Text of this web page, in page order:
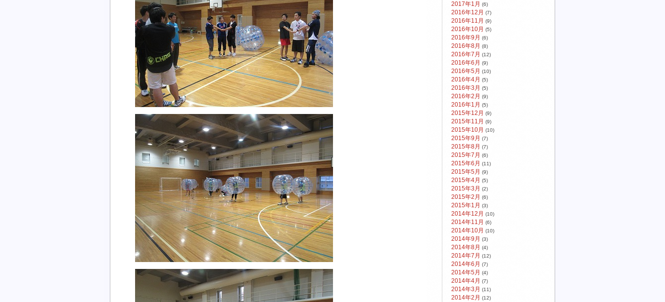
2017年1月 (6)
2016年12月 (7)
2016年11月 (9)
2016年10月 (5)
2016年9月 (6)
2016年8月 (8)
2016年7月 (12)
2016年6月 (9)
2016年5月 (10)
2016年4月 (5)
2016年3月 (5)
2016年2月 (9)
2016年1月 (5)
2015年12月 (9)
2015年11月 (9)
2015年10月 (10)
2015年9月 (7)
2015年8月 (7)
2015年7月 (6)
2015年6月 (11)
2015年5月 (9)
2015年4月 (5)
2015年3月 (2)
2015年2月 (6)
2015年1月 (3)
2014年12月 (10)
2014年11月 (6)
2014年10月 (10)
2014年9月 (3)
2014年8月 (4)
2014年7月 (12)
2014年6月 (7)
2014年5月 (4)
2014年4月 (7)
2014年3月 (11)
2014年2月 (12)